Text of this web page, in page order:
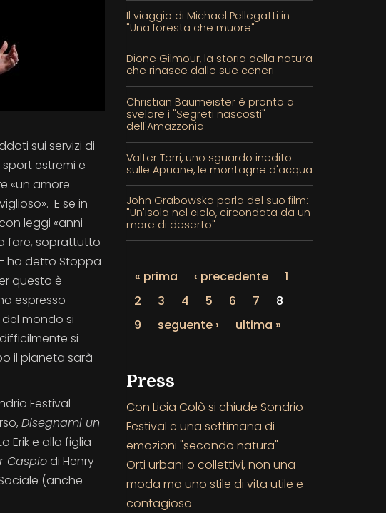
sui servizi di
estremi e
«un amore
E se in
leggi «anni
fare, soprattutto
ha detto Stoppa
questo è
espresso
mondo si
si
il pianeta sarà
Festival
Disegnami un
Erik e alla figlia
Caspiodi Henry
(anche
Il viaggio di Michael Pellegatti in
"Una foresta che muore"
Dione Gilmour, la storia della natura
che rinasce dalle sue ceneri
Christian Baumeister è pronto a
svelare i "Segreti nascosti"
dell'Amazzonia
Valter Torri, uno sguardo inedito
sulle Apuane, le montagne d'acqua
John Grabowska parla del suo film:
"Un'isola nel cielo, circondata da un
mare di deserto"
« prima ‹ precedente
1
2
3 4 5 6 7
8
9
seguente › ultima »
Press
Con Licia Colò si chiude Sondrio
Festival e una settimana di
emozioni "secondo natura"
Orti urbani o collettivi, non una
moda ma uno stile di vita utile e
contagioso